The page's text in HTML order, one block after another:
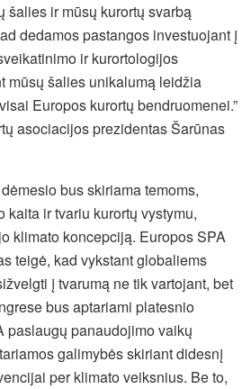
šalies ir mūsų kurortų svarbą
dedamos pastangos investuojant į
ir kurortologijos
mūsų šalies unikalumą leidžia
Europos kurortų bendruomenei.”
asociacijos prezidentas Šarūnas
bus skiriama temoms,
kaita ir tvariu kurortų vystymu,
klimato koncepciją. Europos SPA
teigė, kad vykstant globaliems
į tvarumą ne tik vartojant, bet
bus aptariami platesnio
paslaugų panaudojimo vaikų
galimybės skiriant didesnį
per klimato veiksnius. Be to,